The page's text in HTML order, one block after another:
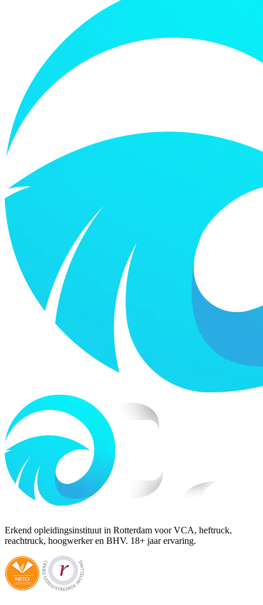
Erkend opleidingsinstituut in Rotterdam voor VCA, heftruck,
reachtruck, hoogwerker en BHV. 18+ jaar ervaring.